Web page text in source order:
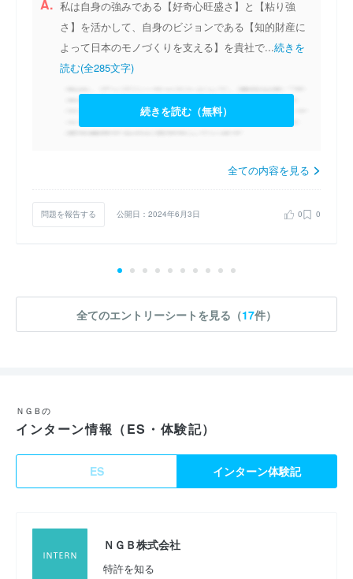
A. 私は自身の強みである【好奇心旺盛さ】と【粘り強
さ】を活かして、自身のビジョンである【知的財産に
よって日本のモノづくりを支える】を貴社で...続きを
読む(全285文字)
続きを読む（無料）
全ての内容を見る
問題を報告する 公開日：2024年6月3日 0 0
全てのエントリーシートを見る（17件）
ＮＧＢの
インターン情報（ES・体験記）
ES インターン体験記
ＮＧＢ株式会社
特許を知る